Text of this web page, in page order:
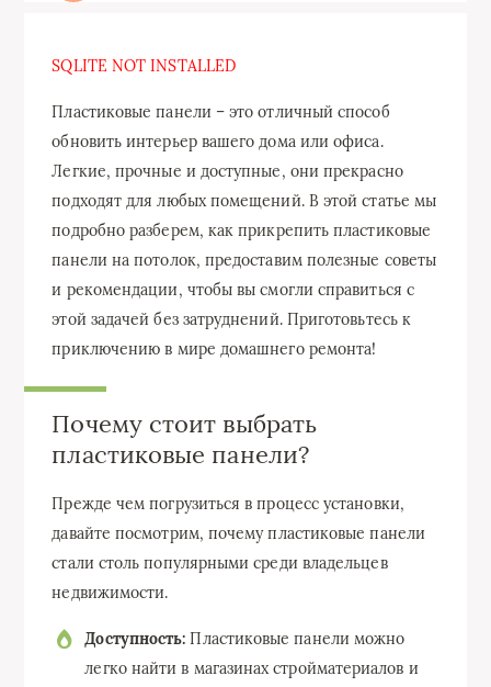
SQLITE NOT INSTALLED
Пластиковые панели – это отличный способ
обновить интерьер вашего дома или офиса.
Легкие, прочные и доступные, они прекрасно
подходят для любых помещений. В этой статье мы
подробно разберем, как прикрепить пластиковые
панели на потолок, предоставим полезные советы
и рекомендации, чтобы вы смогли справиться с
этой задачей без затруднений. Приготовьтесь к
приключению в мире домашнего ремонта!
Почему стоит выбрать
пластиковые панели?
Прежде чем погрузиться в процесс установки,
давайте посмотрим, почему пластиковые панели
стали столь популярными среди владельцев
недвижимости.
Доступность: Пластиковые панели можно
легко найти в магазинах стройматериалов и